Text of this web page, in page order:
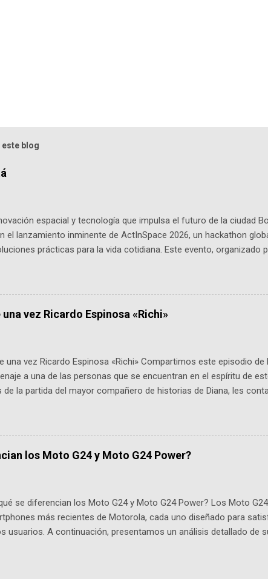
este blog
espacial y tecnología que impulsa el futuro de la ciudad
el lanzamiento inminente de ActInSpace 2026, un hackathon
prácticas para la vida cotidiana. Este evento, organizado
Qué es ActInSpace y por qué importa en Bogotá
participantes tienen 24 horas para idear startups basadas
arranca con un evento gratuito el 30 de enero a las 10:00 a. m.
una vez Ricardo Espinosa «Richi»
una vez Ricardo Espinosa «Richi» Compartimos este episodio
a una de las personas que se encuentran en el espíritu de
de la partida del mayor compañero de historias de Diana, les
de dónde viene "la fuerza poderosa", del relato viviente que
protagonista: un personaje de gabán y sombrero que parecía
del episodio: -La colección Ricardo Espinosa: los cómics, las
consultar en la Biblioteca Luis Ángel Arango ¡Síguenos en
los Moto G24 y Moto G24 Power?
se diferencian los Moto G24 y Moto G24 Power? Los Moto
más recientes de Motorola, cada uno diseñado para
usuarios. A continuación, presentamos un análisis detallado de
G24 Power que es un poco más pesado y grueso, pesando